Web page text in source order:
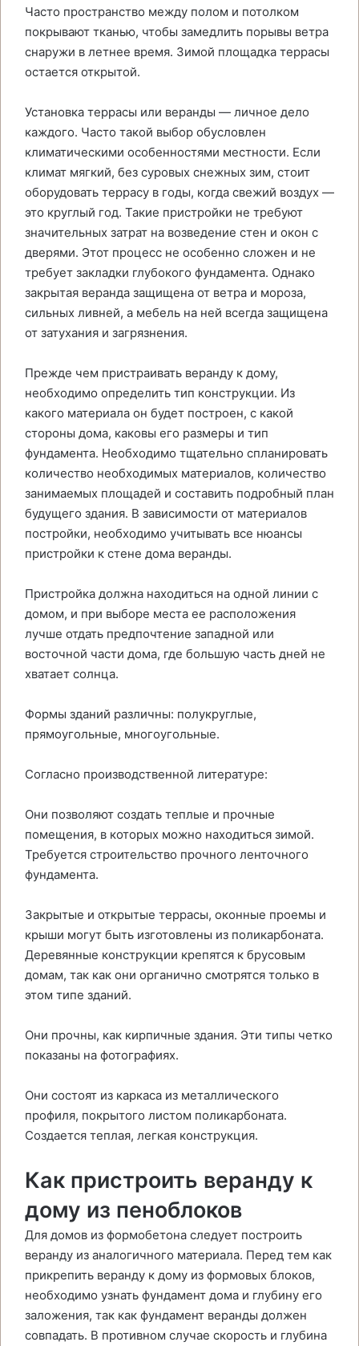
Часто пространство между полом и потолком
покрывают тканью, чтобы замедлить порывы ветра
снаружи в летнее время. Зимой площадка террасы
остается открытой.
Установка террасы или веранды — личное дело
каждого. Часто такой выбор обусловлен
климатическими особенностями местности. Если
климат мягкий, без суровых снежных зим, стоит
оборудовать террасу в годы, когда свежий воздух —
это круглый год. Такие пристройки не требуют
значительных затрат на возведение стен и окон с
дверями. Этот процесс не особенно сложен и не
требует закладки глубокого фундамента. Однако
закрытая веранда защищена от ветра и мороза,
сильных ливней, а мебель на ней всегда защищена
от затухания и загрязнения.
Прежде чем пристраивать веранду к дому,
необходимо определить тип конструкции. Из
какого материала он будет построен, с какой
стороны дома, каковы его размеры и тип
фундамента. Необходимо тщательно спланировать
количество необходимых материалов, количество
занимаемых площадей и составить подробный план
будущего здания. В зависимости от материалов
постройки, необходимо учитывать все нюансы
пристройки к стене дома веранды.
Пристройка должна находиться на одной линии с
домом, и при выборе места ее расположения
лучше отдать предпочтение западной или
восточной части дома, где большую часть дней не
хватает солнца.
Формы зданий различны: полукруглые,
прямоугольные, многоугольные.
Согласно производственной литературе:
Они позволяют создать теплые и прочные
помещения, в которых можно находиться зимой.
Требуется строительство прочного ленточного
фундамента.
Закрытые и открытые террасы, оконные проемы и
крыши могут быть изготовлены из поликарбоната.
Деревянные конструкции крепятся к брусовым
домам, так как они органично смотрятся только в
этом типе зданий.
Они прочны, как кирпичные здания. Эти типы четко
показаны на фотографиях.
Они состоят из каркаса из металлического
профиля, покрытого листом поликарбоната.
Создается теплая, легкая конструкция.
Как пристроить веранду к
дому из пеноблоков
Для домов из формобетона следует построить
веранду из аналогичного материала. Перед тем как
прикрепить веранду к дому из формовых блоков,
необходимо узнать фундамент дома и глубину его
заложения, так как фундамент веранды должен
совпадать. В противном случае скорость и глубина